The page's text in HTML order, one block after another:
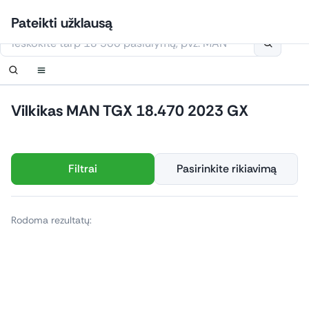
prie
turinio
Vilkikas MAN TGX 18.470 2023 GX
Filtrai Pasirinkite rikiavimą
Rodoma rezultatų:
Prisijungti
Nustatyti pranešimą
Šioje svetainėje naudojami slapukai
Susisiekite
Užsakyti perskambinimą
Pateikti užklausą
Nustatyti pranešimą